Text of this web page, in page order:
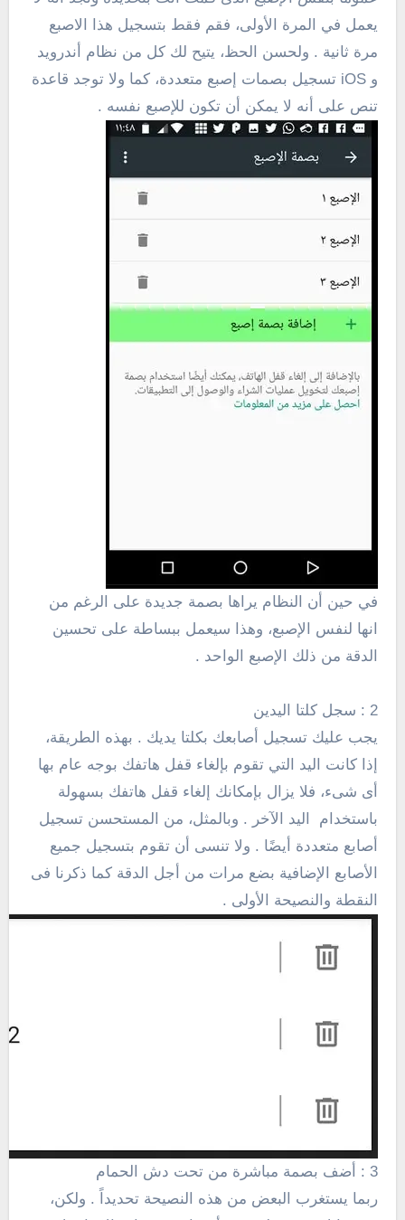
يعمل في المرة الأولى، فقم فقط بتسجيل هذا الاصبع
مرة ثانية . ولحسن الحظ، يتيح لك كل من نظام أندرويد
و iOS تسجيل بصمات إصبع متعددة، كما ولا توجد قاعدة
تنص على أنه لا يمكن أن تكون للإصبع نفسه .
في حين أن النظام يراها بصمة جديدة على الرغم من
انها لنفس الإصبع، وهذا سيعمل ببساطة على تحسين
الدقة من ذلك الإصبع الواحد .
2 : سجل كلتا اليدين
يجب عليك تسجيل أصابعك بكلتا يديك . بهذه الطريقة،
إذا كانت اليد التي تقوم بإلغاء قفل هاتفك بوجه عام بها
أى شىء، فلا يزال بإمكانك إلغاء قفل هاتفك بسهولة
باستخدام اليد الآخر . وبالمثل، من المستحسن تسجيل
أصابع متعددة أيضًا . ولا تنسى أن تقوم بتسجيل جميع
الأصابع الإضافية بضع مرات من أجل الدقة كما ذكرنا فى
النقطة والنصيحة الأولى .
3 : أضف بصمة مباشرة من تحت دش الحمام
ربما يستغرب البعض من هذه النصيحة تحديداً . ولكن،